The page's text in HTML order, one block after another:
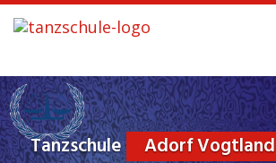
Skip
to
content
Tanzschule Adorf Vogtland